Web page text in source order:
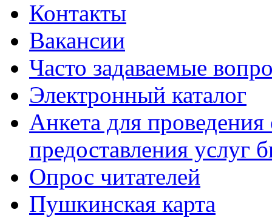
Контакты
Вакансии
Часто задаваемые
Электронный каталог
Анкета для проведения
предоставления услуг
Опрос читателей
Пушкинская карта